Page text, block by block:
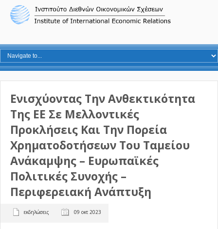
Ενισχύοντας Την Ανθεκτικότητα
Της ΕΕ Σε Μελλοντικές
Προκλήσεις Και Την Πορεία
Χρηματοδοτήσεων Του Ταμείου
Ανάκαμψης – Ευρωπαϊκές
Πολιτικές Συνοχής –
Περιφερειακή Ανάπτυξη
εκδηλώσεις 09 οκτ 2023